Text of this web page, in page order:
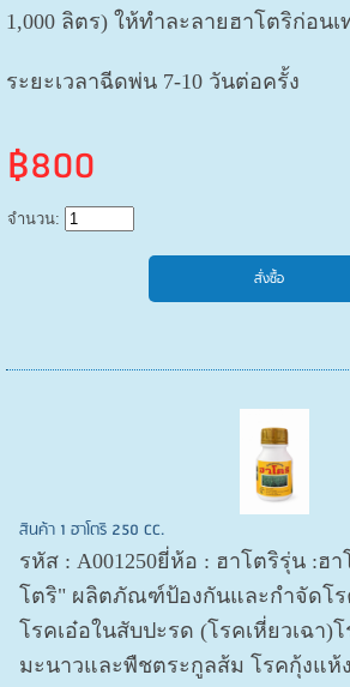
1,000 ลิตร) ให้ทำละลายฮาโตริก่อนเ
ระยะเวลาฉีดพ่น 7-10 วันต่อครั้ง
฿800
จำนวน:
สินค้า 1 ฮาโตริ 250 CC.
รหัส : A001250ยี่ห้อ : ฮาโตริรุ่น :ฮา
โตริ" ผลิตภัณฑ์ป้องกันและกำจัดโ
โรคเอ๋อในสับปะรด (โรคเหี่ยวเฉา)
มะนาวและพืชตระกูลส้ม โรคกุ้งแห้